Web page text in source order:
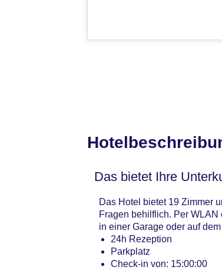
Das bietet Ihre
Das Hotel bietet 19 Zimmer
Fragen behilflich. Per
in einer Garage oder auf
24h Rezeption
Parkplatz
Check-in von: 15:00:00